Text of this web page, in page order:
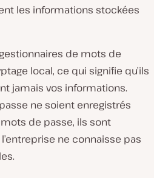
les informations stockées
de mots de
local, ce qui signifie qu’ils
jamais vos informations.
ne soient enregistrés
de passe, ils sont
ne connaisse pas